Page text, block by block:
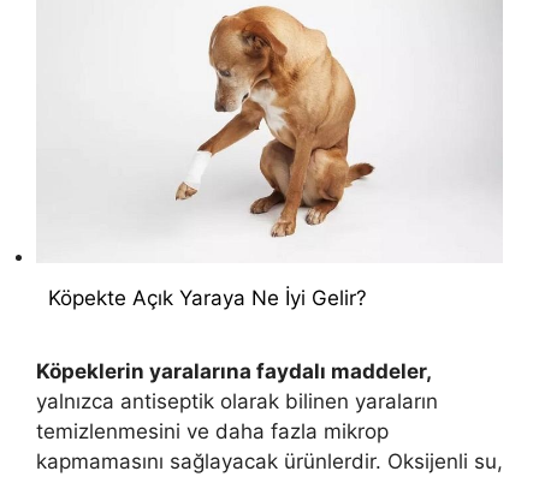
Köpekte Açık Yaraya Ne İyi Gelir?
Köpeklerin yaralarına faydalı maddeler,
yalnızca antiseptik olarak bilinen yaraların
temizlenmesini ve daha fazla mikrop
kapmamasını sağlayacak ürünlerdir. Oksijenli su,